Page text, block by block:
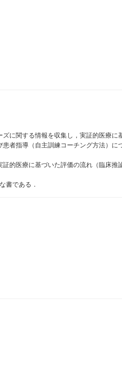
に関する情報を収集し，実証的医療
者指導（自主訓練コーチング方法）
的医療に基づいた評価の流れ（臨床
書である．